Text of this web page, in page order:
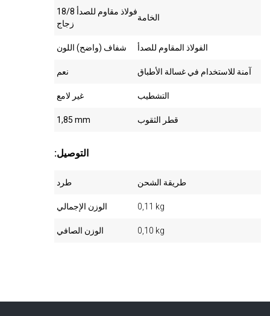
18/8 فولاذ مقاوم للصدأ
زجاج
الخامة
شفاف (واضح) اللون الفولاذ المقاوم للصدأ
نعم آمنة للاستخدام في غسالة الأطباق
غير لامع التشطيب
1,85 mm قطر الثقوب
:التوصيل
طرد طريقة الشحن
الوزن الإجمالي 0,11 kg
الوزن الصافي 0,10 kg